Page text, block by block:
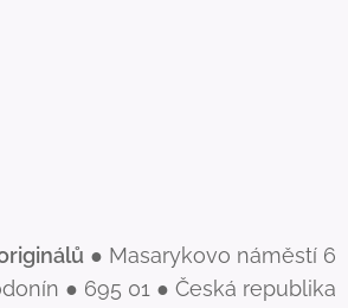
● Masarykovo náměstí 6
● 695 01 ● Česká republika